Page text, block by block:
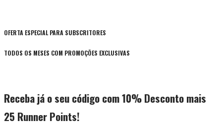
OFERTA ESPECIAL PARA SUBSCRITORES
TODOS OS MESES COM PROMOÇÕES EXCLUSIVAS
Receba já o seu código com 10% Desconto mais
25 Runner Points!